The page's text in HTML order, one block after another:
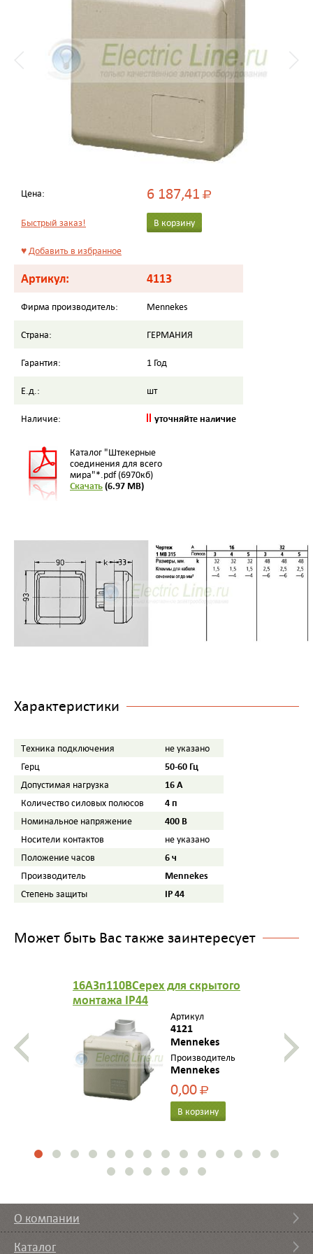
Цена: 6 187,41Р
Быстрый заказ! В корзину
♥Добавить в избранное
Артикул: 4113
Фирма производитель: Mennekes
Страна: ГЕРМАНИЯ
Гарантия: 1 Год
Е.д.: шт
Наличие: уточняйте наличие
Каталог "Штекерные
соединения для всего
мира"*.pdf (6970кб)
Скачать(6.97 MB)
Характеристики
Tехника подключения
не указано
Герц
50-60 Гц
Допустимая нагрузка 16 A
Количество силовых полюсов 4 п
Номинальное напряжение 400 B
Носители контактов
не указано
Положение часов
6 ч
Производитель Mennekes
Степень защиты IP 44
Может быть Вас также заинтересует
16A3п110BCepex для скрытого
монтажа IP44
Артикул
4121
Mennekes
Производитель
Mennekes
0,00Р
В корзину
О компании
Каталог